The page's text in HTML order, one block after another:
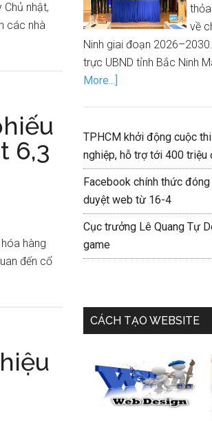
nhật,
các nhà
6,3
hàng
đến cổ
về
Ninh giai đoạn
trực UBND tỉnh Bắc Ninh
More...]
TPHCM khởi động cuộc
nghiệp, hỗ trợ tới 400 triệu
Facebook chính thức
duyệt web từ 16-4
Cục trưởng Lê Quang Tự
game
CÁCH TẠO WEBSITE